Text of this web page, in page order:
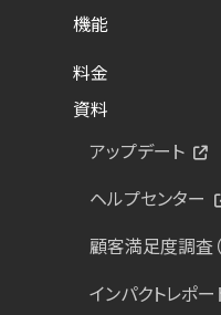
機能
料金
資料
アップデート
ヘルプセンター
顧客満足度調査（
インパクトレポー